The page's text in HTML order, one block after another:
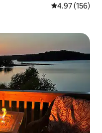
Calificación
4.97 (156)
huéspedes